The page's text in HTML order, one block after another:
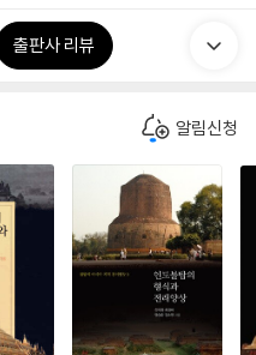
출판사 리뷰
알림신청